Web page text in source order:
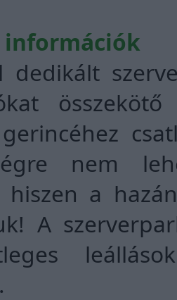
információk
dedikált
nem
hiszen a
A